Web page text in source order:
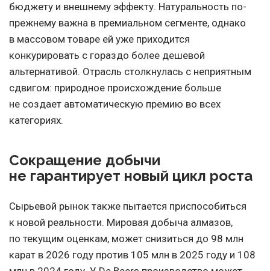
бюджету и внешнему эффекту. Натуральность по-
прежнему важна в премиальном сегменте, однако
в массовом товаре ей уже приходится
конкурировать с гораздо более дешевой
альтернативой. Отрасль столкнулась с неприятным
сдвигом: природное происхождение больше
не создает автоматическую премию во всех
категориях.
Сокращение добычи
не гарантирует новый цикл роста
Сырьевой рынок также пытается приспособиться
к новой реальности. Мировая добыча алмазов,
по текущим оценкам, может снизиться до 98 млн
карат в 2026 году против 105 млн в 2025 году и 108